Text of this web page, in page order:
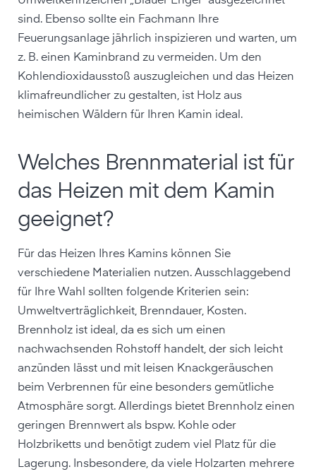
sind. Ebenso sollte ein Fachmann Ihre
Feuerungsanlage jährlich inspizieren und warten, um
z. B. einen Kaminbrand zu vermeiden. Um den
Kohlendioxidausstoß auszugleichen und das Heizen
klimafreundlicher zu gestalten, ist Holz aus
heimischen Wäldern für Ihren Kamin ideal.
Welches Brennmaterial ist für
das Heizen mit dem Kamin
geeignet?
Für das Heizen Ihres Kamins können Sie
verschiedene Materialien nutzen. Ausschlaggebend
für Ihre Wahl sollten folgende Kriterien sein:
Umweltverträglichkeit, Brenndauer, Kosten.
Brennholz ist ideal, da es sich um einen
nachwachsenden Rohstoff handelt, der sich leicht
anzünden lässt und mit leisen Knackgeräuschen
beim Verbrennen für eine besonders gemütliche
Atmosphäre sorgt. Allerdings bietet Brennholz einen
geringen Brennwert als bspw. Kohle oder
Holzbriketts und benötigt zudem viel Platz für die
Lagerung. Insbesondere, da viele Holzarten mehrere